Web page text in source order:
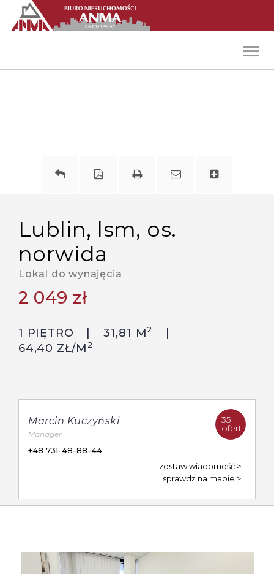
lublin, lsm, os.
norwida
Lokal do wynajęcia
2 049 zł
1 PIĘTRO 31,81 M2
64,40 ZŁ/M 2
35
ofert
Marcin Kuczyński
Manager
+48 731-48-88-44
zostaw wiadomość
sprawdź na mapie